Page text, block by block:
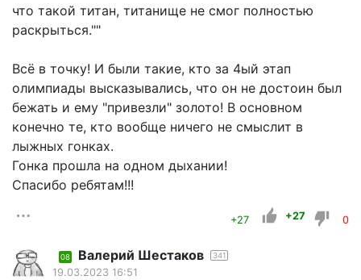
что такой титан, титанище не смог полностью
раскрыться.""
Всё в точку! И были такие, кто за 4ый этап
олимпиады высказывались, что он не достоин был
бежать и ему "привезли" золото! В основном
конечно те, кто вообще ничего не смыслит в
лыжных гонках.
Гонка прошла на одном дыхании!
Спасибо ребятам!!!
+27 +27 0
08 Валерий Шестаков 341
19.03.2023 16:51